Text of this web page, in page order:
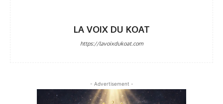
LA VOIX DU KOAT
https://lavoixdukoat.com
- Advertisement -